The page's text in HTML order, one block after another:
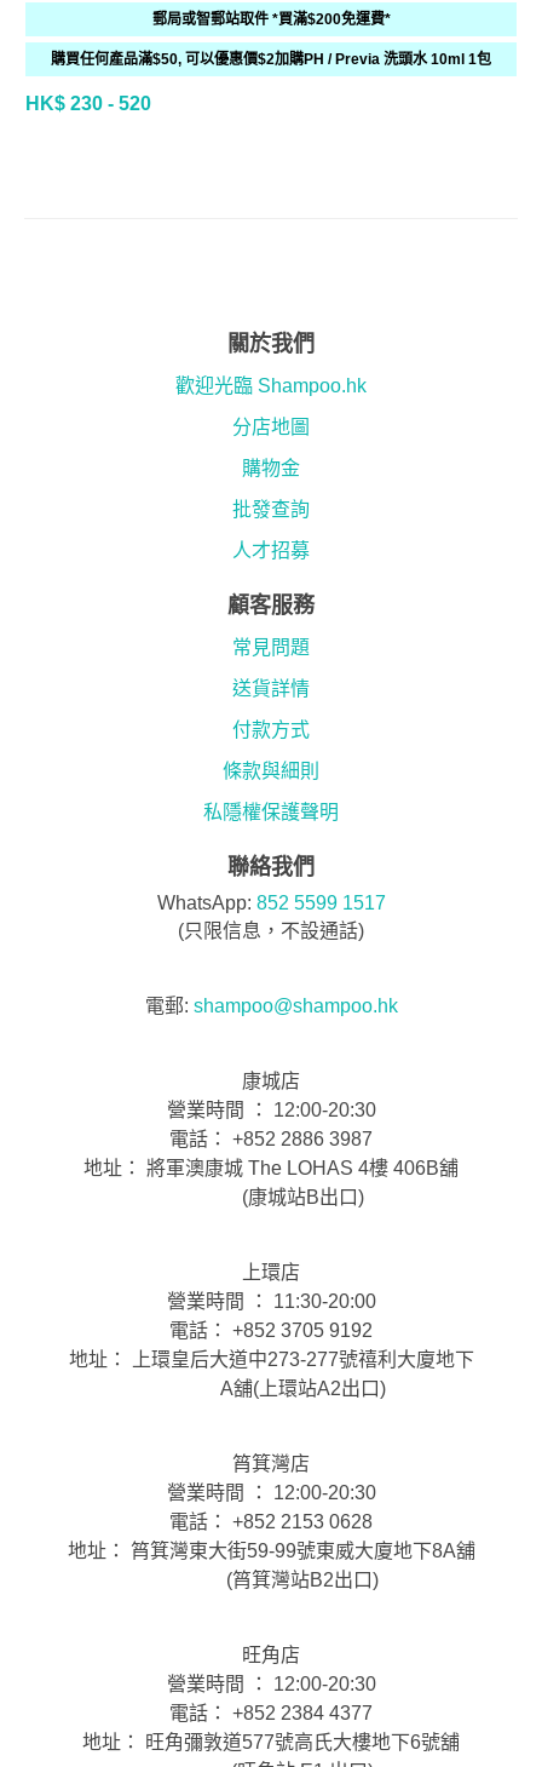
郵局或智郵站取件 *買滿$200免運費*
購買任何產品滿$50, 可以優惠價$2加購PH / Previa 洗頭水 10ml 1包
HK$ 230 - 520
關於我們
歡迎光臨 Shampoo.hk
分店地圖
購物金
批發查詢
人才招募
顧客服務
常見問題
送貨詳情
付款方式
條款與細則
私隱權保護聲明
聯絡我們
WhatsApp: 852 5599 1517
(只限信息，不設通話)
電郵: shampoo@shampoo.hk
康城店
營業時間 ： 12:00-20:30
電話： +852 2886 3987
地址： 將軍澳康城 The LOHAS 4樓 406B舖
(康城站B出口)
上環店
營業時間 ： 11:30-20:00
電話： +852 3705 9192
地址： 上環皇后大道中273-277號禧利大廈地下
A舖(上環站A2出口)
筲箕灣店
營業時間 ： 12:00-20:30
電話： +852 2153 0628
地址： 筲箕灣東大街59-99號東威大廈地下8A舖
(筲箕灣站B2出口)
旺角店
營業時間 ： 12:00-20:30
電話： +852 2384 4377
地址： 旺角彌敦道577號高氏大樓地下6號舖